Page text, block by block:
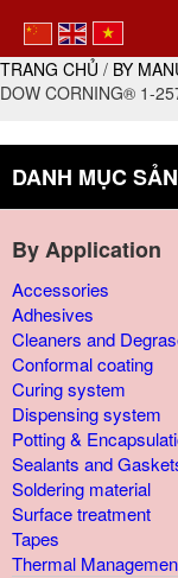
TRANG CHỦ / BY
DOW CORNING® 1-
DANH MỤC
By Application
Accessories
Adhesives
Cleaners and
Conformal coating
Curing system
Dispensing system
Potting &
Sealants and
Soldering material
Surface treatment
Tapes
Thermal